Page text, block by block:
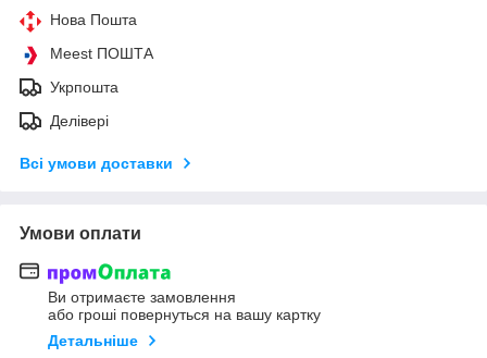
Нова Пошта
Meest ПОШТА
Укрпошта
Делівері
Всі умови доставки
Умови оплати
Ви отримаєте замовлення
або гроші повернуться на вашу картку
Детальніше